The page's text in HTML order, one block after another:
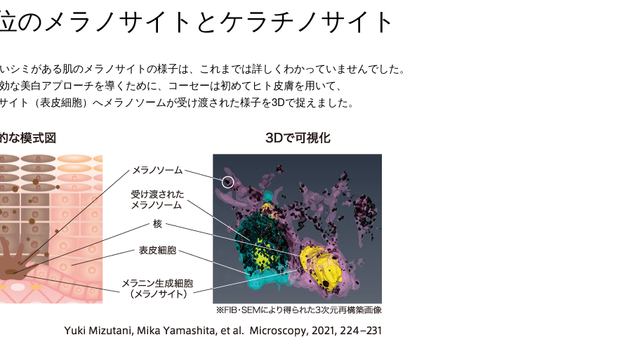
のメラノサイトとケラチノサイト
シミがある肌のメラノサイトの様子は、これまでは詳しくわかっていませんでした。
な美白アプローチを導くために、コーセーは初めてヒト皮膚を用いて、
イト（表皮細胞）へメラノソームが受け渡された様子を3Dで捉えました。